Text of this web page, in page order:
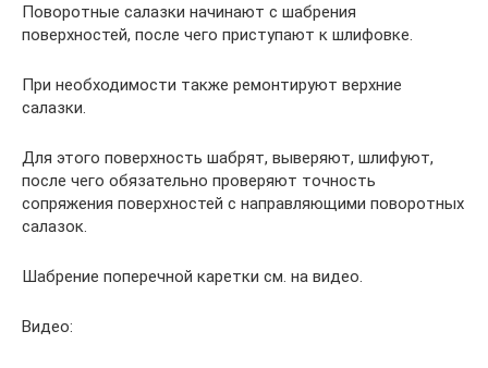
Поворотные салазки начинают с шабрения
поверхностей, после чего приступают к шлифовке.
При необходимости также ремонтируют верхние
салазки.
Для этого поверхность шабрят, выверяют, шлифуют,
после чего обязательно проверяют точность
сопряжения поверхностей с направляющими поворотных
салазок.
Шабрение поперечной каретки см. на видео.
Видео: